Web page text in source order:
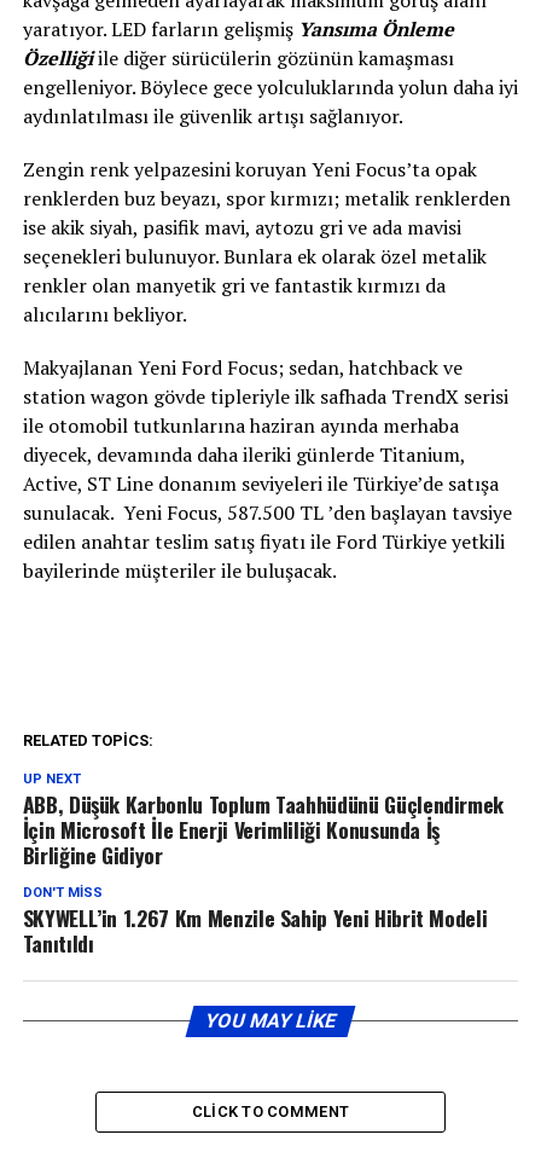
yaratıyor. LED farların gelişmiş Yansıma Önleme
Özelliğiile diğer sürücülerin gözünün kamaşması
engelleniyor. Böylece gece yolculuklarında yolun daha iyi
aydınlatılması ile güvenlik artışı sağlanıyor.
Zengin renk yelpazesini koruyan Yeni Focus’ta opak
renklerden buz beyazı, spor kırmızı; metalik renklerden
ise akik siyah, pasifik mavi, aytozu gri ve ada mavisi
seçenekleri bulunuyor. Bunlara ek olarak özel metalik
renkler olan manyetik gri ve fantastik kırmızı da
alıcılarını bekliyor.
Makyajlanan Yeni Ford Focus; sedan, hatchback ve
station wagon gövde tipleriyle ilk safhada TrendX serisi
ile otomobil tutkunlarına haziran ayında merhaba
diyecek, devamında daha ileriki günlerde Titanium,
Active, ST Line donanım seviyeleri ile Türkiye’de satışa
sunulacak. Yeni Focus, 587.500 TL ’den başlayan tavsiye
edilen anahtar teslim satış fiyatı ile Ford Türkiye yetkili
bayilerinde müşteriler ile buluşacak.
RELATED TOPICS:
UP NEXT
ABB, Düşük Karbonlu Toplum Taahhüdünü Güçlendirmek
İçin Microsoft İle Enerji Verimliliği Konusunda İş
Birliğine Gidiyor
DON'T MISS
SKYWELL’in 1.267 Km Menzile Sahip Yeni Hibrit Modeli
Tanıtıldı
YOU MAY LIKE
CLICK TO COMMENT